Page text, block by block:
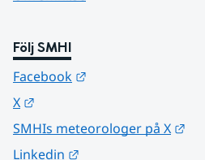
Följ SMHI
Facebook
X
SMHIs meteorologer på X
Linkedin